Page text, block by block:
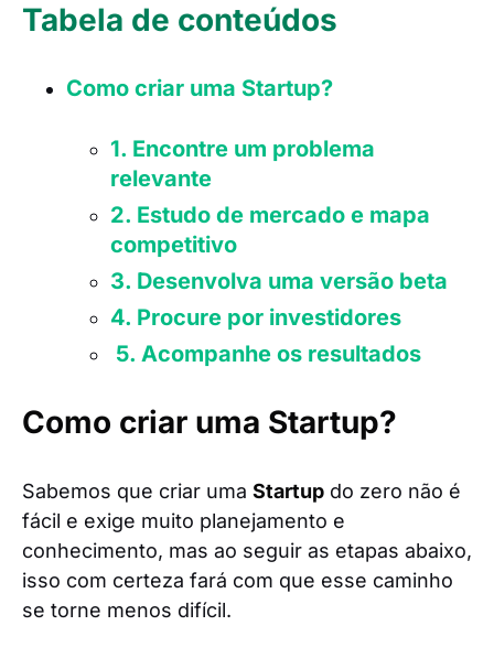
Tabela de conteúdos
Como criar uma Startup?
1. Encontre um problema
relevante
2. Estudo de mercado e mapa
competitivo
3. Desenvolva uma versão beta
4. Procure por investidores
5. Acompanhe os resultados
Como criar uma Startup?
Sabemos que criar uma Startup do zero não é
fácil e exige muito planejamento e
conhecimento, mas ao seguir as etapas abaixo,
isso com certeza fará com que esse caminho
se torne menos difícil.